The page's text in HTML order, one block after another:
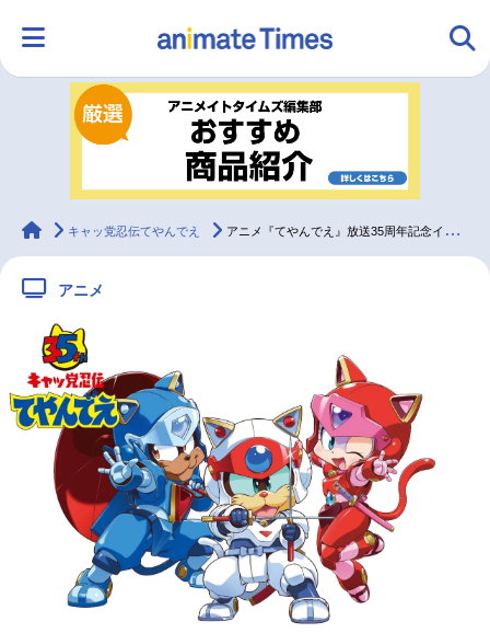
ランキング アニメ
ラジオ
2.5次元 配信・Vtuber
最新記事一覧
アニメ記事一覧 声優記事一覧
アニメ映画一覧 実写化映画一覧
今期アニメ曜日別一覧
夏アニメ
animateTimes
キャッ党忍伝てやんでえ アニメ『てやんでえ』放送35周年記念イベントのチケット販売開始
アニメ